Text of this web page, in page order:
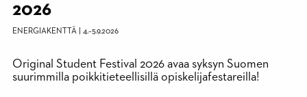
2026
ENERGIAKENTTÄ 4.–5.9.2026
Original Student Festival 2026 avaa syksyn Suomen
suurimmilla poikkitieteellisillä opiskelijafestareilla!